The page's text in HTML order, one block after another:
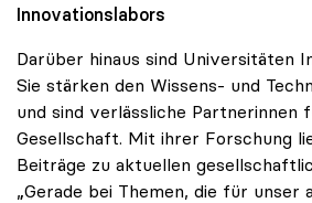
Innovationslabors
Darüber hinaus sind Universitäten
Sie stärken den Wissens- und
und sind verlässliche
Gesellschaft. Mit ihrer Forschung
Beiträge zu aktuellen
„Gerade bei Themen, die für unser